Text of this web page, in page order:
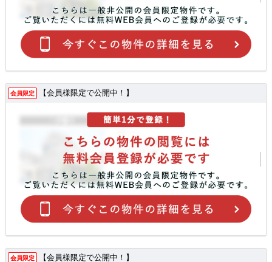
会員限定 【会員様限定で公開中！】
会員限定 【会員様限定で公開中！】